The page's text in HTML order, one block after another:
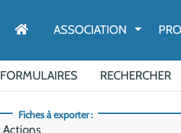
ASSOCIATION
FORMULAIRES RECHERCHER
Fiches à exporter :